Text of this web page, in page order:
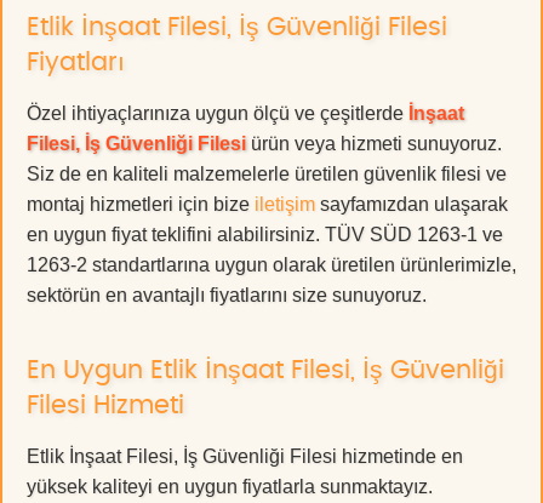
Etlik İnşaat Filesi, İş Güvenliği Filesi
Fiyatları
Özel ihtiyaçlarınıza uygun ölçü ve çeşitlerde İnşaat
Filesi, İş Güvenliği Filesi ürün veya hizmeti sunuyoruz.
Siz de en kaliteli malzemelerle üretilen güvenlik filesi ve
montaj hizmetleri için bize iletişim sayfamızdan ulaşarak
en uygun fiyat teklifini alabilirsiniz. TÜV SÜD 1263-1 ve
1263-2 standartlarına uygun olarak üretilen ürünlerimizle,
sektörün en avantajlı fiyatlarını size sunuyoruz.
En Uygun Etlik İnşaat Filesi, İş Güvenliği
Filesi Hizmeti
Etlik İnşaat Filesi, İş Güvenliği Filesi hizmetinde en
yüksek kaliteyi en uygun fiyatlarla sunmaktayız.